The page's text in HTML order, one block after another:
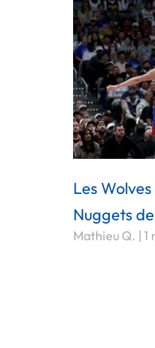
Les
Nuggets
Mathieu Q. 1